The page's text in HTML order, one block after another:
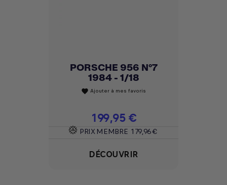
PORSCHE 956 N°7
1984 - 1/18
favorite Ajouter à mes favoris
Prix
199,95 €
PRIX MEMBRE 179,96 €
DÉCOUVRIR